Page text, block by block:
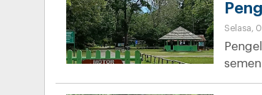
Selasa,